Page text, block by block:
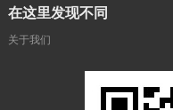
在这里发现不同
关于我们